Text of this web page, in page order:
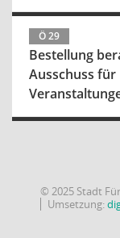
Ö 29
Bestellung
Ausschuss
© 2025 Stadt
Umsetzung: